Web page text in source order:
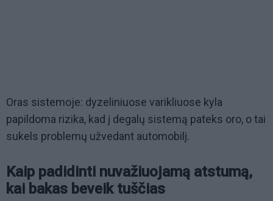
Oras sistemoje: dyzeliniuose varikliuose kyla
papildoma rizika, kad į degalų sistemą pateks oro, o tai
sukels problemų užvedant automobilį.
Kaip padidinti nuvažiuojamą atstumą,
kai bakas beveik tuščias